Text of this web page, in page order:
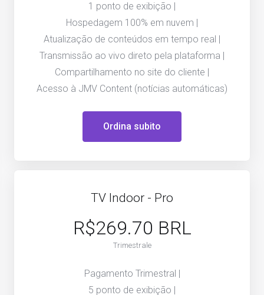
1 ponto de exibição |
Hospedagem 100% em nuvem |
Atualização de conteúdos em tempo real |
Transmissão ao vivo direto pela plataforma |
Compartilhamento no site do cliente |
Acesso à JMV Content (notícias automáticas)
Ordina subito
TV Indoor - Pro
R$269.70 BRL
Trimestrale
Pagamento Trimestral |
5 ponto de exibição |